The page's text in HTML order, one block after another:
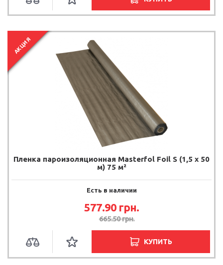
АКЦИЯ
Пленка пароизоляционная Masterfol Foil S (1,5 х 50
м) 75 м²
Есть в наличии
577.90 грн.
665.50 грн.
КУПИТЬ